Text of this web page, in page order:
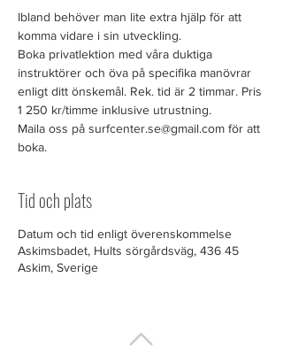
Ibland behöver man lite extra hjälp för att
komma vidare i sin utveckling.
Boka privatlektion med våra duktiga
instruktörer och öva på specifika manövrar
enligt ditt önskemål. Rek. tid är 2 timmar. Pris
1 250 kr/timme inklusive utrustning.
Maila oss på surfcenter.se@gmail.com för att
boka.
Tid och plats
Datum och tid enligt överenskommelse
Askimsbadet, Hults sörgårdsväg, 436 45
Askim, Sverige